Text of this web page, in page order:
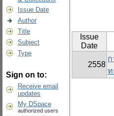
Issue Date
Author
Title
Subject
Type
Sign on to:
Receive email
updates
My DSpace
authorized users
Issue
Date
2558
ท